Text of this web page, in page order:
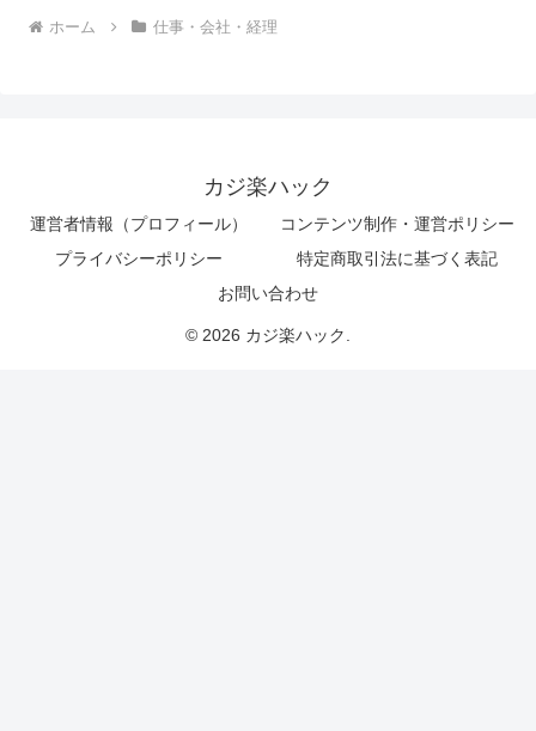
ホーム 仕事・会社・経理
カジ楽ハック
運営者情報（プロフィール）
コンテンツ制作・運営ポリシー
プライバシーポリシー
特定商取引法に基づく表記
お問い合わせ
© 2026 カジ楽ハック.